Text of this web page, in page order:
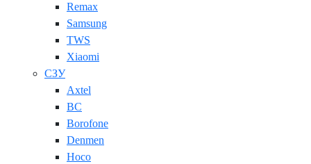
Remax
Samsung
TWS
Xiaomi
СЗУ
Axtel
BC
Borofone
Denmen
Hoco